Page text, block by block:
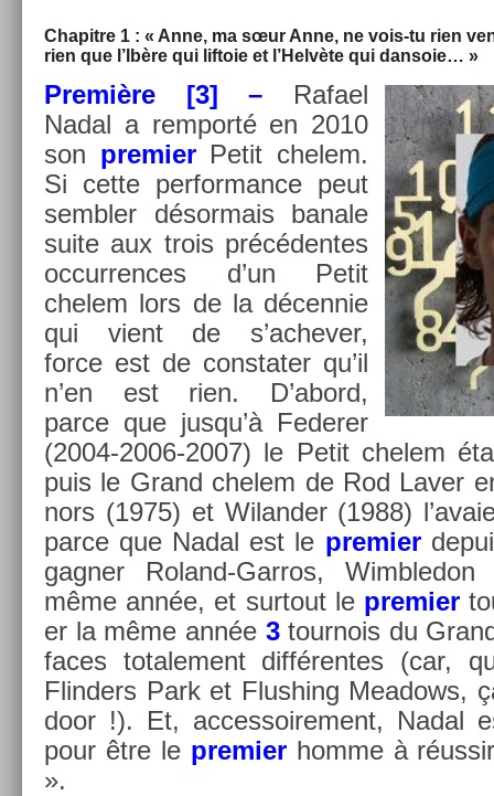
Chapit­re 1 : « Anne, ma sœur Anne, ne vois-tu rien
rien que l’Ibère qui li­ftoie et l’Helvète qui dan­soie… »
Première [3] –
Rafael
Nadal a re­mporté en 2010
son pre­mi­er Petit chelem.
Si cette per­for­mance peut
sembl­er désor­mais banale
suite aux trois précéden­tes
oc­curr­ences d’un Petit
chelem lors de la décen­nie
qui vient de s’ac­hev­er,
force est de con­stat­er qu’il
n’en est rien. D’abord,
parce que jusqu’à Feder­er
(2004-2006-2007) le Petit chelem
puis le Grand chelem de Rod Laver
nors (1975) et Wiland­er (1988)
parce que Nadal est le pre­mi­er
gagn­er Roland-Garros,
même année, et sur­tout le pre­mi­er
er la même année 3tour­nois du
faces totale­ment dif­féren­tes (car,
Flind­ers Park et Flush­ing Meadows,
door !). Et, ac­cessoire­ment, Nadal
pour être le pre­mi­er homme à
».